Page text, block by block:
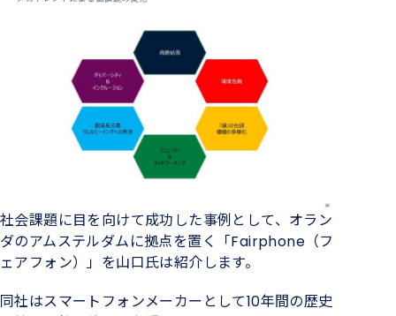
社会課題に目を向けて成功した事例として、オラン
ダのアムステルダムに拠点を置く「Fairphone（フ
ェアフォン）」を山口氏は紹介します。
同社はスマートフォンメーカーとして10年間の歴史